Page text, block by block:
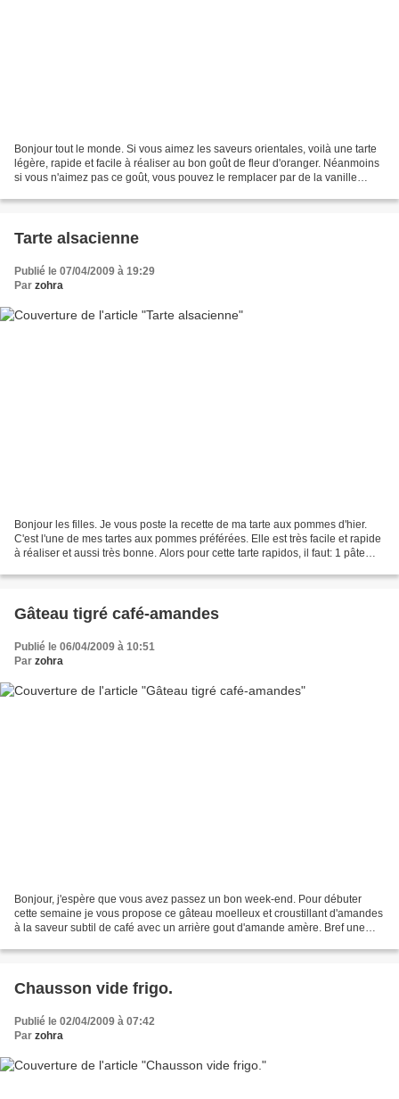
Bonjour tout le monde. Si vous aimez les saveurs orientales, voilà une tarte
légère, rapide et facile à réaliser au bon goût de fleur d'oranger. Néanmoins
si vous n'aimez pas ce goût, vous pouvez le remplacer par de la vanille
Tarte alsacienne
Publié le 07/04/2009 à 19:29
Par zohra
Bonjour les filles. Je vous poste la recette de ma tarte aux pommes d'hier.
C'est l'une de mes tartes aux pommes préférées. Elle est très facile et rapide
à réaliser et aussi très bonne. Alors pour cette tarte rapidos, il faut: 1 pâte
Gâteau tigré café-amandes
Publié le 06/04/2009 à 10:51
Par zohra
Bonjour, j'espère que vous avez passez un bon week-end. Pour débuter
cette semaine je vous propose ce gâteau moelleux et croustillant d'amandes
à la saveur subtil de café avec un arrière gout d'amande amère. Bref une
Chausson vide frigo.
Publié le 02/04/2009 à 07:42
Par zohra